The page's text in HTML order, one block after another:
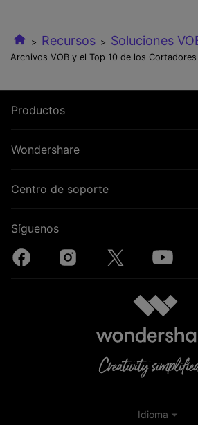
> Recursos > Soluciones
Archivos VOB y el Top 10 de los Cortadores
Productos
Wondershare
Centro de soporte
Síguenos
Idioma